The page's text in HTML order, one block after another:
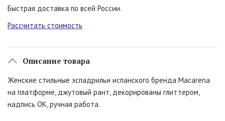
Быстрая доставка по всей России.
Рассчитать стоимость
Описание товара
Женские стильные эспадрильи испанского бренда Macarena
на платформе, джутовый рант, декорированы глиттером,
надпись OK, ручная работа.